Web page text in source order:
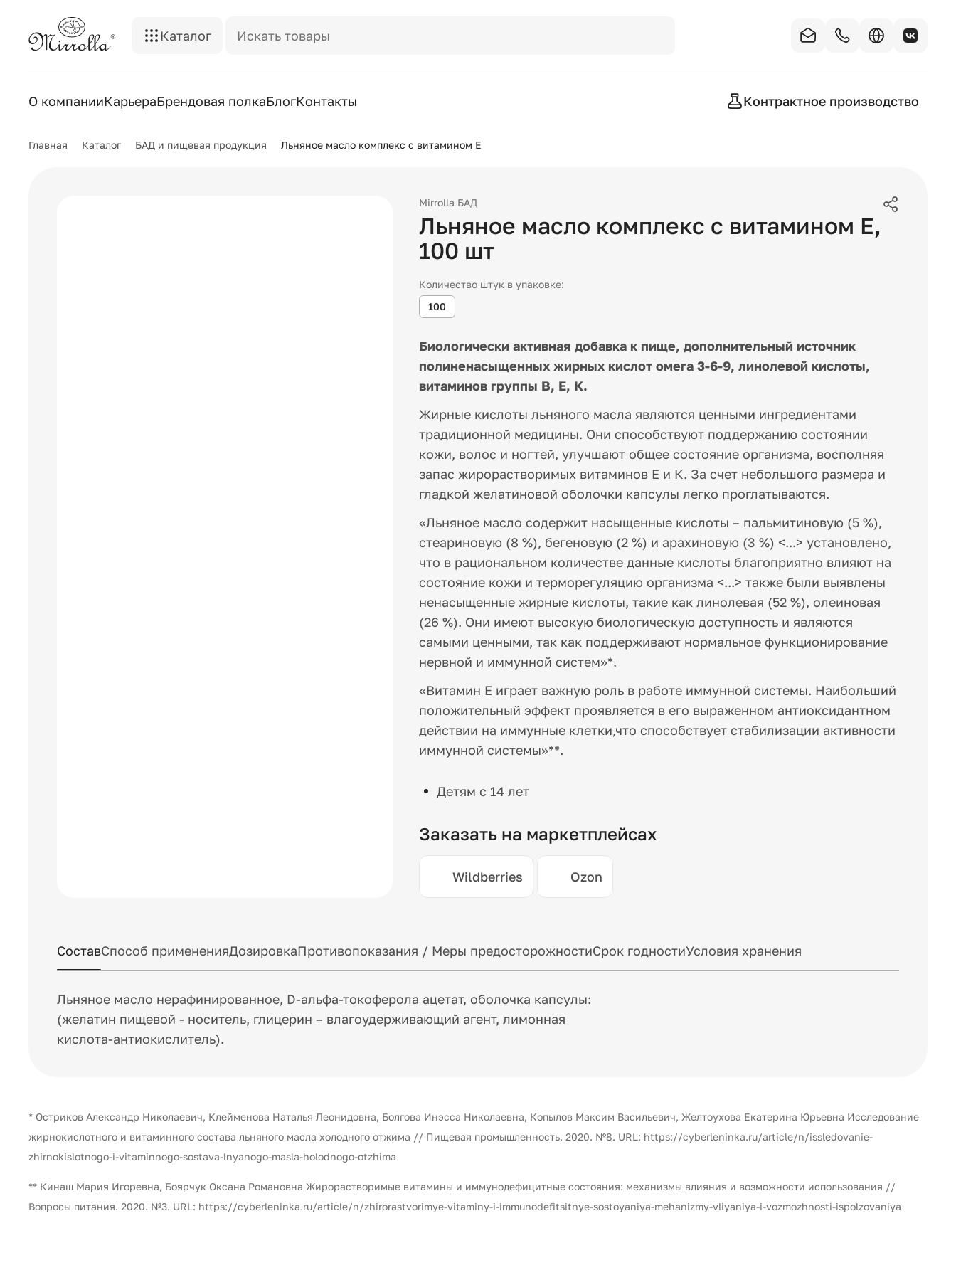
Каталог
О компанииКарьераБрендовая полкаБлогКонтакты Контрактное производство
Главная Каталог БАД и пищевая продукция Льняное масло комплекс с витамином Е
Mirrolla БАД
Льняное масло комплекс с витамином Е,
100 шт
Количество штук в упаковке:
100
Биологически активная добавка к пище, дополнительный источник
полиненасыщенных жирных кислот омега 3-6-9, линолевой кислоты,
витаминов группы В, Е, К.
Жирные кислоты льняного масла являются ценными ингредиентами
традиционной медицины. Они способствуют поддержанию состоянии
кожи, волос и ногтей, улучшают общее состояние организма, восполняя
запас жирорастворимых витаминов Е и К. За счет небольшого размера и
гладкой желатиновой оболочки капсулы легко проглатываются.
«Льняное масло содержит насыщенные кислоты – пальмитиновую (5 %),
стеариновую (8 %), бегеновую (2 %) и арахиновую (3 %) <...> установлено,
что в рациональном количестве данные кислоты благоприятно влияют на
состояние кожи и терморегуляцию организма <...> также были выявлены
ненасыщенные жирные кислоты, такие как линолевая (52 %), олеиновая
(26 %). Они имеют высокую биологическую доступность и являются
самыми ценными, так как поддерживают нормальное функционирование
нервной и иммунной систем»*.
«Витамин Е играет важную роль в работе иммунной системы. Наибольший
положительный эффект проявляется в его выраженном антиоксидантном
действии на иммунные клетки,что способствует стабилизации активности
иммунной системы»**.
Детям с 14 лет
Заказать на маркетплейсах
Wildberries Ozon
СоставСпособ примененияДозировкаПротивопоказания / Меры предосторожностиСрок годностиУсловия хранения
Льняное масло нерафинированное, D-альфа-токоферола ацетат, оболочка капсулы:
(желатин пищевой - носитель, глицерин – влагоудерживающий агент, лимонная
кислота-антиокислитель).
* Остриков Александр Николаевич, Клейменова Наталья Леонидовна, Болгова Инэсса Николаевна, Копылов Максим Васильевич, Желтоухова Екатерина Юрьевна Исследование
жирнокислотного и витаминного состава льняного масла холодного отжима // Пищевая промышленность. 2020. №8. URL: https://cyberleninka.ru/article/n/issledovanie-
zhirnokislotnogo-i-vitaminnogo-sostava-lnyanogo-masla-holodnogo-otzhima
** Кинаш Мария Игоревна, Боярчук Оксана Романовна Жирорастворимые витамины и иммунодефицитные состояния: механизмы влияния и возможности использования //
Вопросы питания. 2020. №3. URL: https://cyberleninka.ru/article/n/zhirorastvorimye-vitaminy-i-immunodefitsitnye-sostoyaniya-mehanizmy-vliyaniya-i-vozmozhnosti-ispolzovaniya